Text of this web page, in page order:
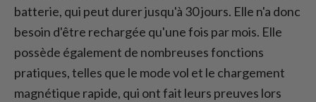
batterie, qui peut durer jusqu'à 30 jours. Elle n'a donc
besoin d'être rechargée qu'une fois par mois. Elle
possède également de nombreuses fonctions
pratiques, telles que le mode vol et le chargement
magnétique rapide, qui ont fait leurs preuves lors